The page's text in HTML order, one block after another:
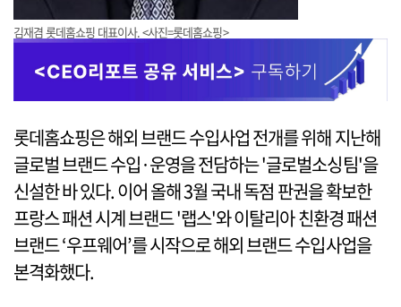
김재겸 롯데홈쇼핑 대표이사. <사진=롯데홈쇼핑>
롯데홈쇼핑은 해외 브랜드 수입사업 전개를 위해 지난해
글로벌 브랜드 수입·운영을 전담하는 '글로벌소싱팀'을
신설한 바 있다. 이어 올해 3월 국내 독점 판권을 확보한
프랑스 패션 시계 브랜드 '랩스'와 이탈리아 친환경 패션
브랜드 ‘우프웨어’를 시작으로 해외 브랜드 수입사업을
본격화했다.